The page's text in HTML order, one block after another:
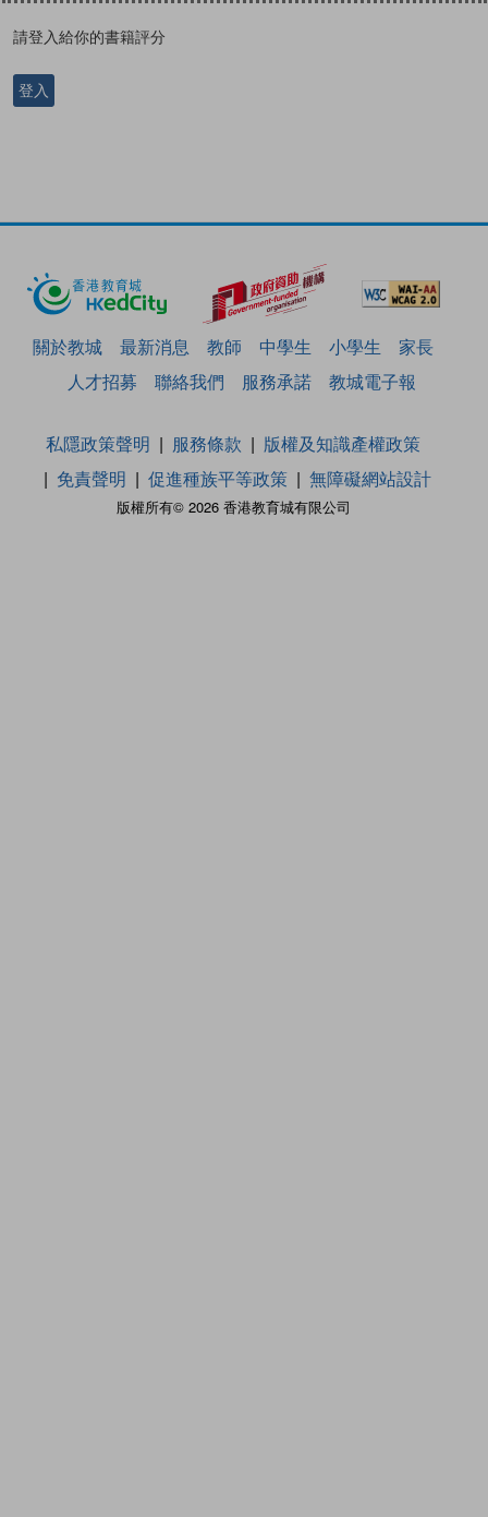
請登入給你的書籍評分
登入
關於教城 最新消息 教師 中學生 小學生
家長
人才招募
聯絡我們 服務承諾 教城電子報
版權所有© 2026 香港教育城有限公司
私隱政策聲明 服務條款
版權及知識產權政策
免責聲明
促進種族平等政策 無障礙網站設計